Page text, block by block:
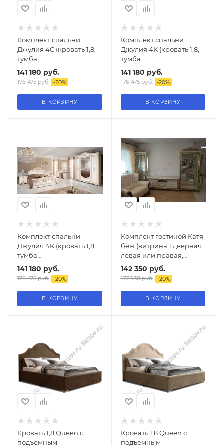
Комплект спальни
Джулия 4С (кровать 1,8,
тумба
прикроватная-2шт.,
туал.стол с зеркалом,
шкаф 4-х дверный),
белая эмаль
141 180 руб.
176 475руб. -20%
В КОРЗИНУ
Комплект спальни
Джулия 4K (кровать 1,8,
тумба
прикроватная-2шт.,
комод с зеркалом, шкаф
4-х дверный),орех
141 180 руб.
176 475руб. -20%
В КОРЗИНУ
Комплект спальни
Джулия 4K (кровать 1,8,
тумба
прикроватная-2шт.,
комод с зеркалом, шкаф
4-х дверный), белая
эмаль
141 180 руб.
176 475руб. -20%
В КОРЗИНУ
Комплект гостиной Катя
беж (витрина 1 дверная
левая или правая,
Витрина 2-х дверная,
тумба под ТВ)
142 350 руб.
177 938руб. -20%
В КОРЗИНУ
Кровать 1,8 Queen с
подъемным
Кровать 1,8 Queen с
подъемным